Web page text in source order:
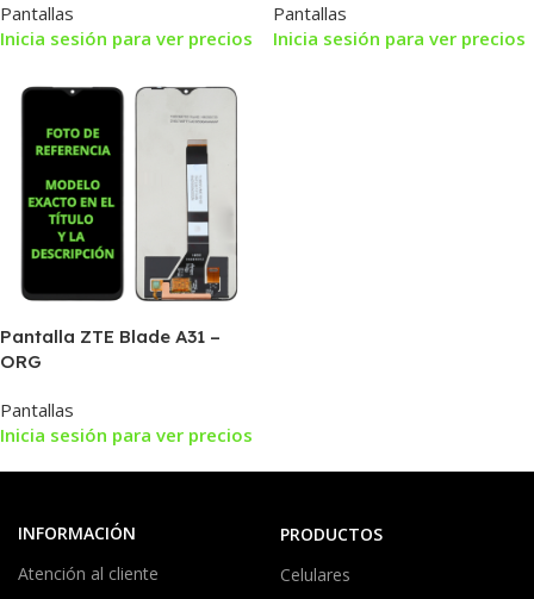
Pantallas
Inicia sesión para ver precios
Pantallas
Inicia sesión para ver precios
Pantalla ZTE Blade A31 –
ORG
Pantallas
Inicia sesión para ver precios
INFORMACIÓN
Atención al cliente
PRODUCTOS
Celulares